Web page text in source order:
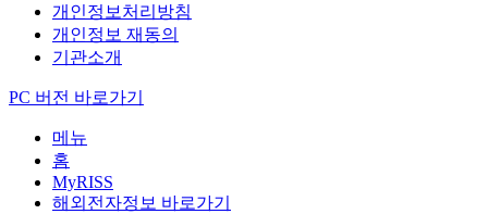
개인정보처리방침
개인정보 재동의
기관소개
PC 버전 바로가기
메뉴
홈
MyRISS
해외전자정보 바로가기